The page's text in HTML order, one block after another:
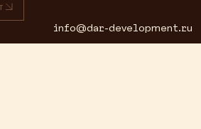
info@dar-development.ru